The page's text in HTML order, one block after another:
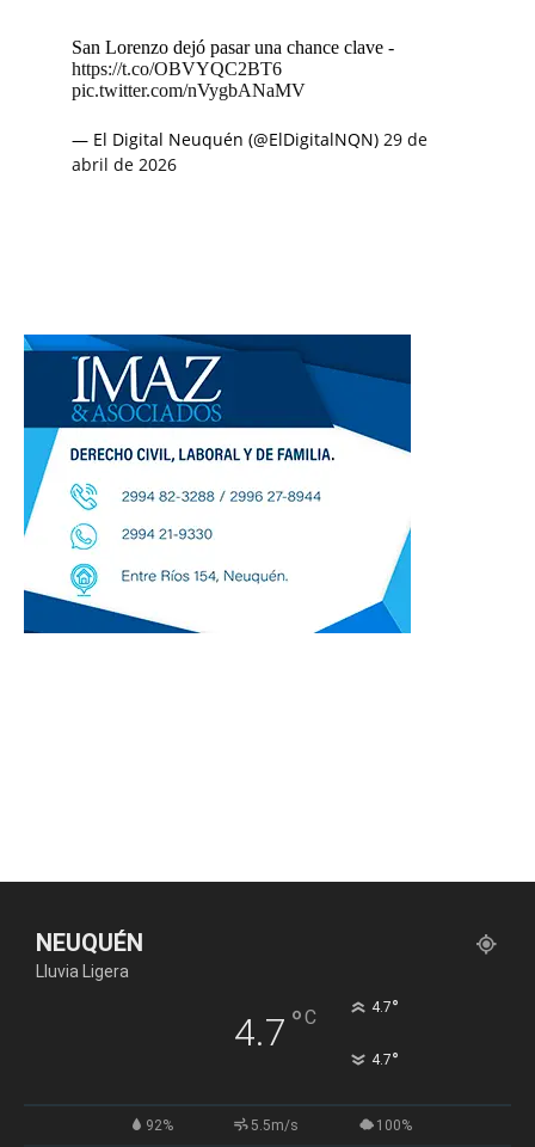
San Lorenzo dejó pasar una chance clave -
https://t.co/OBVYQC2BT6
pic.twitter.com/nVygbANaMV
— El Digital Neuquén (@ElDigitalNQN) 29 de
abril de 2026
NEUQUÉN
Lluvia Ligera
4.7 °C 4.7°
4.7°
92% 5.5m/s 100%